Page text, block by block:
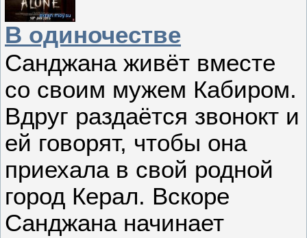
В одиночестве
Санджана живёт вместе
со своим мужем Кабиром.
Вдруг раздаётся звонокт и
ей говорят, чтобы она
приехала в свой родной
город Керал. Вскоре
Санджана начинает